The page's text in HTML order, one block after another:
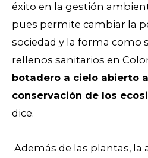
éxito en la gestión
pues permite cambiar la
sociedad y la forma como
rellenos sanitarios en
botadero a cielo abierto
conservación de los
dice.
Además de las plantas, la